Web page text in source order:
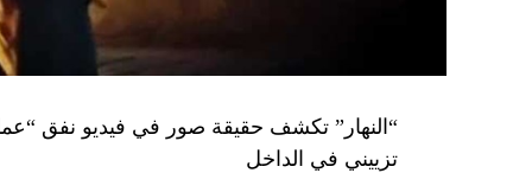
تزييني في الداخل